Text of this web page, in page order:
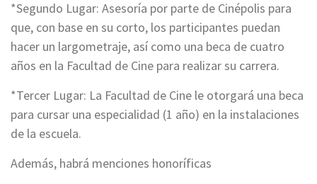
*Segundo Lugar: Asesoría por parte de Cinépolis para
que, con base en su corto, los participantes puedan
hacer un largometraje, así como una beca de cuatro
años en la Facultad de Cine para realizar su carrera.
*Tercer Lugar: La Facultad de Cine le otorgará una beca
para cursar una especialidad (1 año) en la instalaciones
de la escuela.
Además, habrá menciones honoríficas